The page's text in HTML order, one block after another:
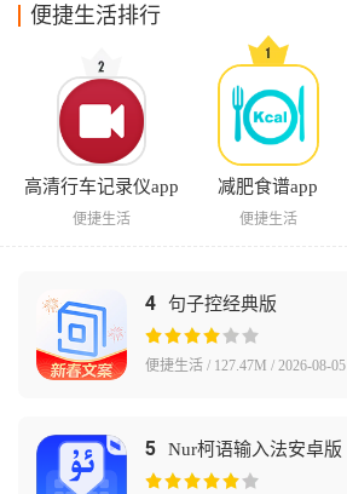
便捷生活排行
高清行车记录仪app
便捷生活
减肥食谱app
便捷生活
4 句子控经典版
便捷生活 / 127.47M / 2026-08-05
5 Nur柯语输入法安卓版